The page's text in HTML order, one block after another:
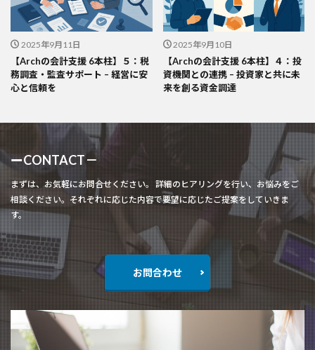
2025年9月11日
【Archの会計支援 6本柱】５：税
務調査・監査サポート – 経営に安
心と信頼を
2025年9月10日
【Archの会計支援 6本柱】４：投
資機関との連携 – 投資家と共に未
来を創る資金調達
ーCONTACT－
まずは、お気軽にお問合せください。 詳細のヒアリングを行い、お悩みをご
相談ください。それぞれに応じた内容で要望に応じたご提案をしていきま
す。
お問合わせ